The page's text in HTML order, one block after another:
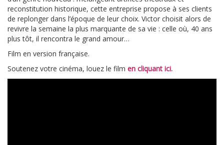
reconstitution historique, cette entreprise propose à ses clients
de replonger dans l’époque de leur choix. Victor choisit alors de
revivre la semaine la plus marquante de sa vie : celle où, 40 ans
plus tôt, il rencontra le grand amour…
Film en version française.
Soutenez votre cinéma, louez le film en cliquant ici.